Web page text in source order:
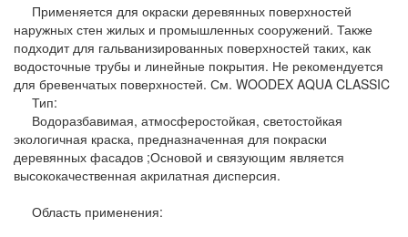
Применяется для окраски деревянных поверхностей
наружных стен жилых и промышленных сооружений. Также
подходит для гальванизированных поверхностей таких, как
водосточные трубы и линейные покрытия. Не рекомендуется
для бревенчатых поверхностей. См. WOODEX AQUA CLASSIC
Тип:
Водоразбавимая, атмосферостойкая, светостойкая
экологичная краска, предназначенная для покраски
деревянных фасадов ;Основой и связующим является
высококачественная акрилатная дисперсия.
Область применения: